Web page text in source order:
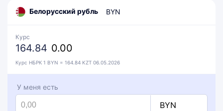
Белорусский рубль BYN
Курс
164.84 0.00
Курс НБРК 1 BYN = 164.84 KZT 06.05.2026
У меня есть
BYN